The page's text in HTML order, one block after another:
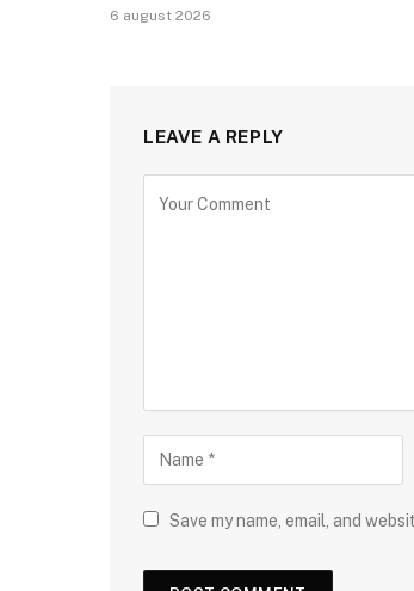
6 august 2026
LEAVE A REPLY
Save my name, email, and